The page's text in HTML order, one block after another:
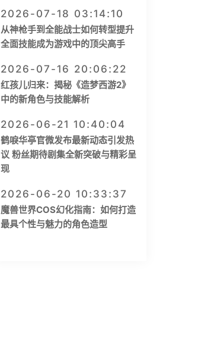
2026-07-18 03:14:10
从神枪手到全能战士如何转型提升
全面技能成为游戏中的顶尖高手
2026-07-16 20:06:22
红孩儿归来：揭秘《造梦西游2》
中的新角色与技能解析
2026-06-21 10:40:04
鹤唳华亭官微发布最新动态引发热
议 粉丝期待剧集全新突破与精彩呈
现
2026-06-20 10:33:37
魔兽世界COS幻化指南：如何打造
最具个性与魅力的角色造型